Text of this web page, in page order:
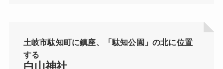
土岐市駄知町に鎮座、「駄知公園」の北に位置
する
白山神社